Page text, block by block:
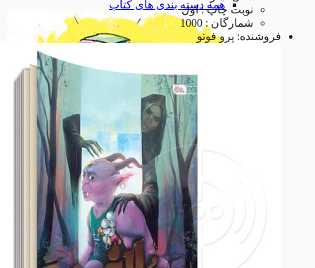
همه دسته بندی های کتاب
پازل سه بعدی
پازل سه بعدی
اسباب بازی اسباب بازی
همه دسته بندی های سرگرمی
نوبت چاپ : اول
شمارگان : 1000
فروشنده: پرو فوتو